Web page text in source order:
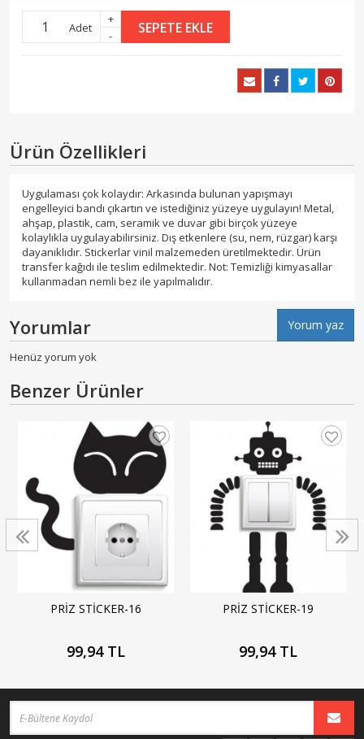
Adet
+
-
SEPETE EKLE
Ürün Özellikleri
Uygulaması çok kolaydır: Arkasında bulunan yapışmayı
engelleyici bandı çıkartın ve istediğiniz yüzeye uygulayın! Metal,
ahşap, plastik, cam, seramik ve duvar gibi birçok yüzeye
kolaylıkla uygulayabilirsiniz. Dış etkenlere (su, nem, rüzgar) karşı
dayanıklıdır. Stickerlar vinil malzemeden üretilmektedir. Ürün
transfer kağıdı ile teslim edilmektedir. Not: Temizliği kimyasallar
kullanmadan nemli bez ile yapılmalıdır.
Yorumlar Yorum yaz
Henüz yorum yok
Benzer Ürünler
PRİZ STİCKER-16
99,94 TL
PRİZ STİCKER-19
99,94 TL